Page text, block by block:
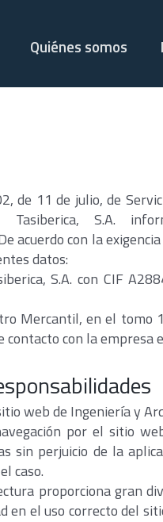
Quiénes somos
de 11 de julio, de
Tasiberica,
acuerdo con la
datos:
S.A. con CIF
Mercantil, en el tomo
contacto con la empresa
web de Ingeniería y
por el sitio
sin perjuicio de la
caso.
proporciona gran
en el uso correcto del